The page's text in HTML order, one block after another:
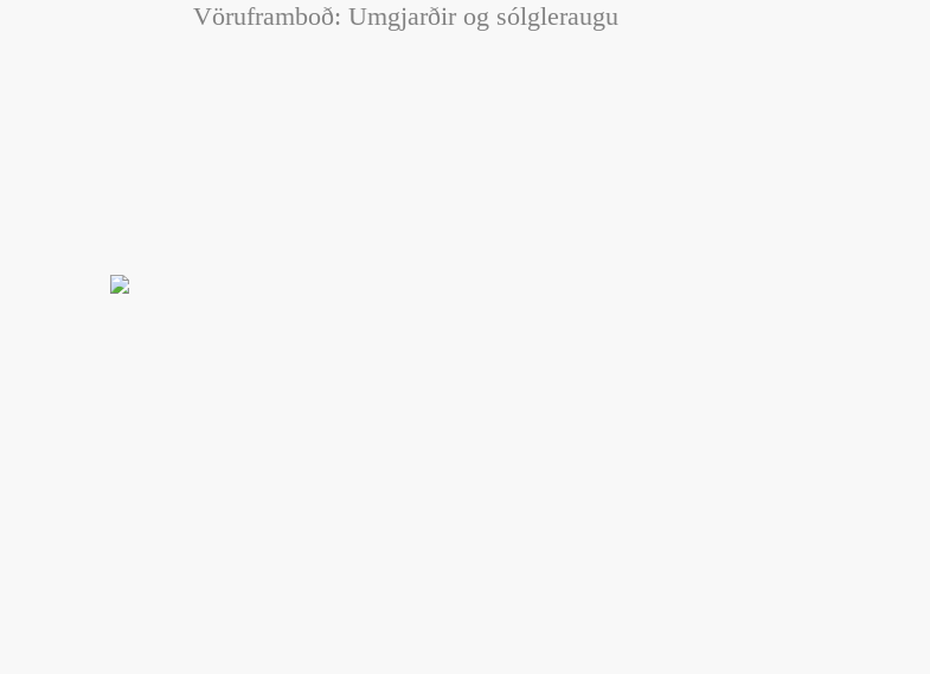
Vöruframboð: Umgjarðir og sólgleraugu